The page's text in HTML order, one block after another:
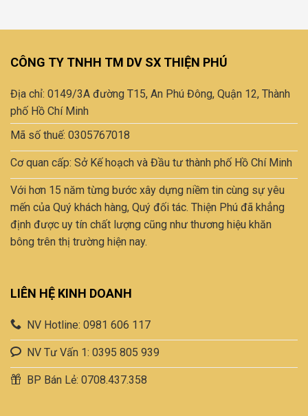
nhất
CÔNG TY TNHH TM DV SX THIỆN PHÚ
Địa chỉ: 0149/3A đường T15, An Phú Đông, Quận 12, Thành
phố Hồ Chí Minh
Mã số thuế: 0305767018
Cơ quan cấp: Sở Kế hoạch và Đầu tư thành phố Hồ Chí Minh
Với hơn 15 năm từng bước xây dựng niềm tin cùng sự yêu
mến của Quý khách hàng, Quý đối tác. Thiện Phú đã khẳng
định được uy tín chất lượng cũng như thương hiệu khăn
bông trên thị trường hiện nay.
LIÊN HỆ KINH DOANH
NV Hotline: 0981 606 117
NV Tư Vấn 1: 0395 805 939
BP Bán Lẻ: 0708.437.358